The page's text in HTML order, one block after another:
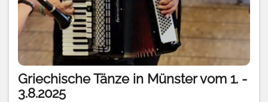
Griechische Tänze in Münster vom 1. -
3.8.2025